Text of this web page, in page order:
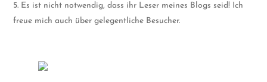
5. Es ist nicht notwendig, dass ihr Leser meines Blogs seid! Ich
freue mich auch über gelegentliche Besucher.